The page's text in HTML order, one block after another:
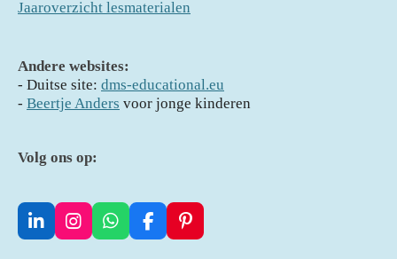
Jaaroverzicht lesmaterialen
Andere websites:
- Duitse site: dms-educational.eu
- Beertje Anders voor jonge kinderen
Volg ons op:
L
i
I
n
W
h
F
a
P
i